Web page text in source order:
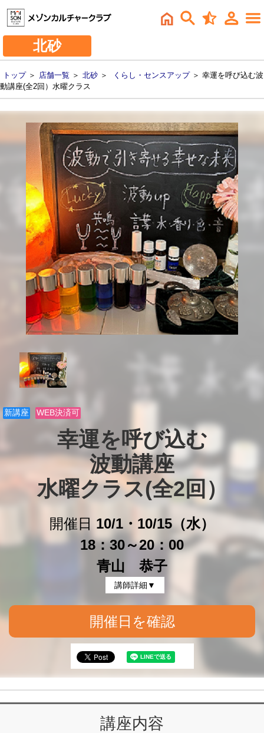
北砂
トップ＞ 店舗一覧 ＞ 北砂 ＞ くらし・センスアップ＞ 幸運を呼び込む波
動講座(全2回）水曜クラス
新講座 WEB決済可
幸運を呼び込む
波動講座
水曜クラス(全2回）
開催日 10/1・10/15（水）
18：30～20：00
青山 恭子
講師詳細▼
開催日を確認
講座内容